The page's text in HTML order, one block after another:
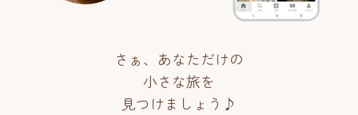
さぁ、あなただけの
小さな旅を
見つけましょう♪